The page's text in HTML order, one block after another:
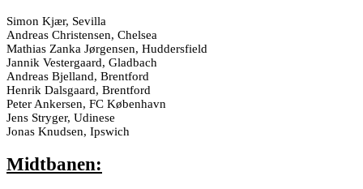
Simon Kjær, Sevilla
Andreas Christensen, Chelsea
Mathias Zanka Jørgensen, Huddersfield
Jannik Vestergaard, Gladbach
Andreas Bjelland, Brentford
Henrik Dalsgaard, Brentford
Peter Ankersen, FC København
Jens Stryger, Udinese
Jonas Knudsen, Ipswich
Midtbanen: